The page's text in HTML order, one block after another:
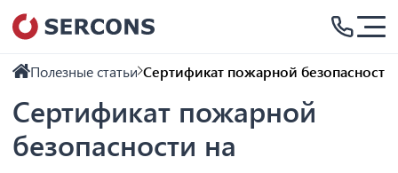
Полезные статьи Сертификат пожарной
Сертификат пожарной
безопасности на